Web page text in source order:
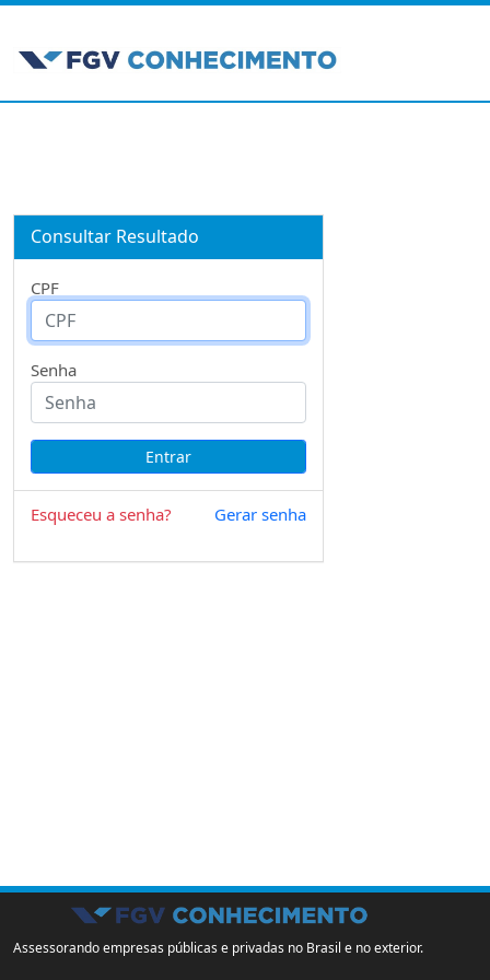
Consultar Resultado
CPF
Senha
Esqueceu a senha? Gerar senha
Assessorando empresas públicas e privadas no Brasil e no exterior.